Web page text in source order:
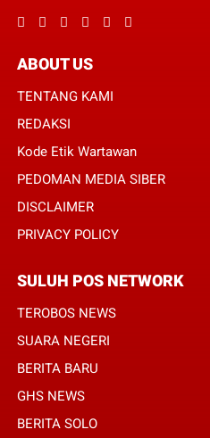
ABOUT US
TENTANG KAMI
REDAKSI
Kode Etik Wartawan
PEDOMAN MEDIA SIBER
DISCLAIMER
PRIVACY POLICY
SULUH POS NETWORK
TEROBOS NEWS
SUARA NEGERI
BERITA BARU
GHS NEWS
BERITA SOLO